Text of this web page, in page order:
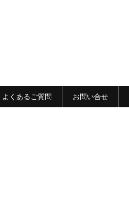
よくあるご質問 お問い合せ